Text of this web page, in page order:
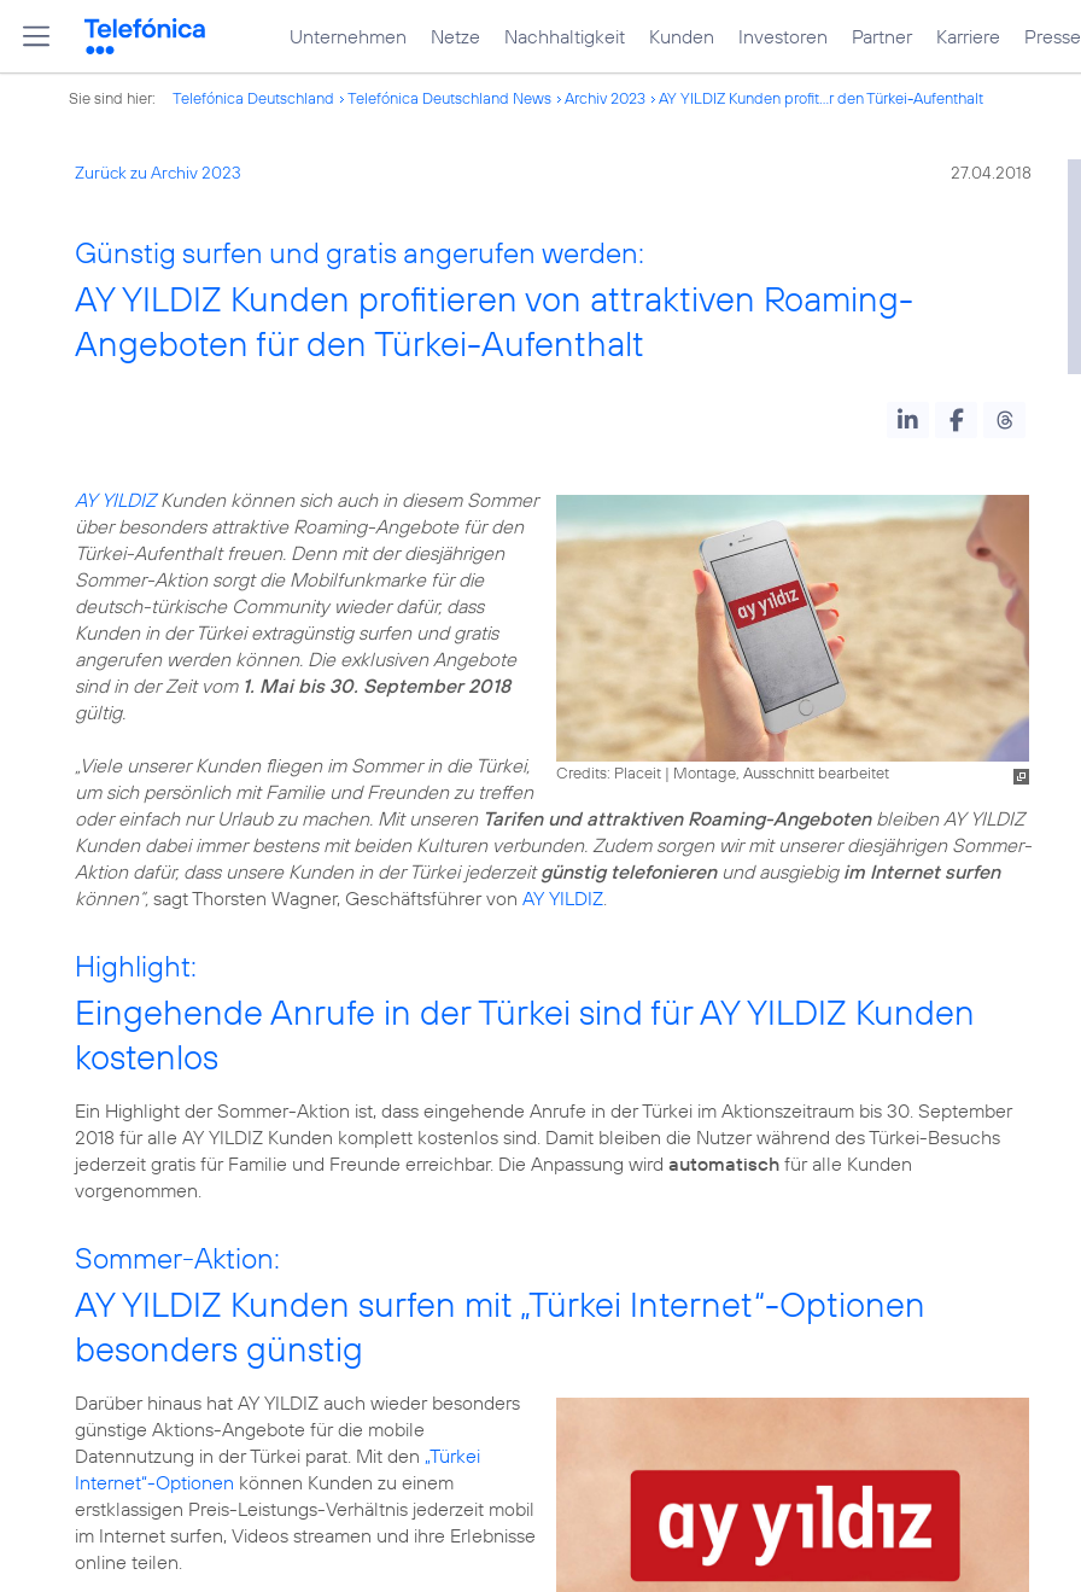
Unternehmen Netze Nachhaltigkeit Kunden Investoren Partner Karriere Presse
Sie sind hier: Telefónica Deutschland Telefónica Deutschland News Archiv 2023 AY YILDIZ Kunden profit...r den Türkei-Aufenthalt
Zurück zu Archiv 2023 27.04.2018
Günstig surfen und gratis angerufen werden:
AY YILDIZ Kunden profitieren von attraktiven Roaming-
Angeboten für den Türkei-Aufenthalt
Credits: Placeit| Montage, Ausschnitt bearbeitet
AY YILDIZKunden können sich auch in diesem Sommer
über besonders attraktive Roaming-Angebote für den
Türkei-Aufenthalt freuen. Denn mit der diesjährigen
Sommer-Aktion sorgt die Mobilfunkmarke für die
deutsch-türkische Community wieder dafür, dass
Kunden in der Türkei extragünstig surfen und gratis
angerufen werden können. Die exklusiven Angebote
sind in der Zeit vom 1. Mai bis 30. September 2018
gültig.
„Viele unserer Kunden fliegen im Sommer in die Türkei,
um sich persönlich mit Familie und Freunden zu treffen
oder einfach nur Urlaub zu machen. Mit unseren Tarifen und attraktiven Roaming-Angebotenbleiben AY YILDIZ
Kunden dabei immer bestens mit beiden Kulturen verbunden. Zudem sorgen wir mit unserer diesjährigen Sommer-
Aktion dafür, dass unsere Kunden in der Türkei jederzeitgünstig telefonierenund ausgiebig im Internet surfen
können“, sagt Thorsten Wagner, Geschäftsführer von AY YILDIZ.
Highlight:
Eingehende Anrufe in der Türkei sind für AY YILDIZ Kunden
kostenlos
Ein Highlight der Sommer-Aktion ist, dass eingehende Anrufe in der Türkei im Aktionszeitraum bis 30. September
2018 für alle AY YILDIZ Kunden komplett kostenlos sind. Damit bleiben die Nutzer während des Türkei-Besuchs
jederzeit gratis für Familie und Freunde erreichbar. Die Anpassung wird automatisch für alle Kunden
vorgenommen.
Sommer-Aktion:
AY YILDIZ Kunden surfen mit „Türkei Internet“-Optionen
besonders günstig
Darüber hinaus hat AY YILDIZ auch wieder besonders
günstige Aktions-Angebote für die mobile
Datennutzung in der Türkei parat. Mit den „Türkei
Internet“-Optionen können Kunden zu einem
erstklassigen Preis-Leistungs-Verhältnis jederzeit mobil
im Internet surfen, Videos streamen und ihre Erlebnisse
online teilen.